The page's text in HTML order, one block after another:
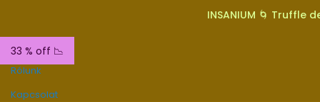
INSANIUM 🌀 Truffle
33 % off 📉
Rólunk
Kapcsolat